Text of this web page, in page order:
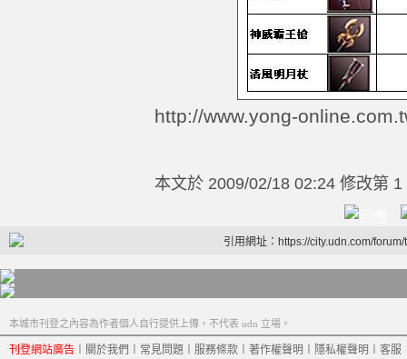
http://www.yong-
本文於 2009/02/18 02:24 修改第 1
引用網址：https://city.udn.com/
本城市刊登之內容為作者個人自行提供上傳，不代表 udn 立場。
刊登網站廣告 關於我們 常見問題 服務條款 著作權聲明 隱私權聲明 客服